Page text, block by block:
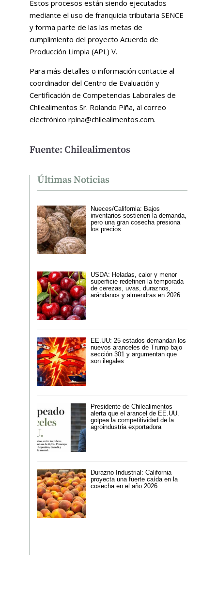
Estos procesos están siendo ejecutados
mediante el uso de franquicia tributaria SENCE
y forma parte de las las metas de
cumplimiento del proyecto Acuerdo de
Producción Limpia (APL) V.
Para más detalles o información contacte al
coordinador del Centro de Evaluación y
Certificación de Competencias Laborales de
Chilealimentos Sr. Rolando Piña, al correo
electrónico rpina@chilealimentos.com.
Fuente: Chilealimentos
Últimas Noticias
Nueces/California: Bajos
inventarios sostienen la demanda,
pero una gran cosecha presiona
los precios
USDA: Heladas, calor y menor
superficie redefinen la temporada
de cerezas, uvas, duraznos,
arándanos y almendras en 2026
EE.UU: 25 estados demandan los
nuevos aranceles de Trump bajo
sección 301 y argumentan que
son ilegales
Presidente de Chilealimentos
alerta que el arancel de EE.UU.
golpea la competitividad de la
agroindustria exportadora
Durazno Industrial: California
proyecta una fuerte caída en la
cosecha en el año 2026